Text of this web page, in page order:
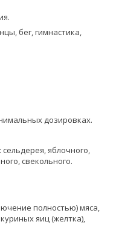
бег, гимнастика,
дозировках.
яблочного,
свекольного.
полностью) мяса,
яиц (желтка),